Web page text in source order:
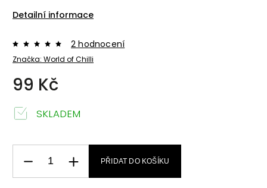
Detailní informace
Značka: World of Chilli
2 hodnocení
99 Kč
SKLADEM
PŘIDAT DO KOŠÍKU